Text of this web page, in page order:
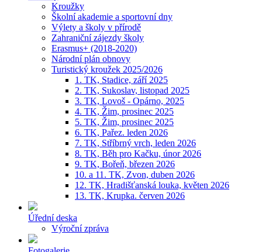
Kroužky
Školní akademie a sportovní dny
Výlety a školy v přírodě
Zahraniční zájezdy školy
Erasmus+ (2018-2020)
Národní plán obnovy
Turistický kroužek 2025/2026
1. TK, Stadice, září 2025
2. TK, Sukoslav, listopad 2025
3. TK, Lovoš - Opárno, 2025
4. TK, Žim, prosinec 2025
5. TK, Žim, prosinec 2025
6. TK, Pařez. leden 2026
7. TK, Stříbrný vrch, leden 2026
8. TK, Běh pro Kačku, únor 2026
9. TK, Bořeň, březen 2026
10. a 11. TK, Zvon, duben 2026
12. TK, Hradišťanská louka, květen 2026
13. TK, Krupka. červen 2026
Úřední deska
Výroční zpráva